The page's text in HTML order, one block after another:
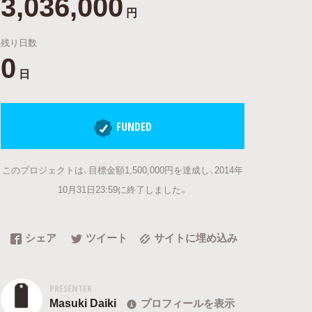
円
残り日数
0 日
FUNDED
このプロジェクトは、目標金額1,500,000円を達成し、2014年
10月31日23:59に終了しました。
シェア ツイート サイトに埋め込み
PRESENTER
Masuki Daiki プロフィールを表示